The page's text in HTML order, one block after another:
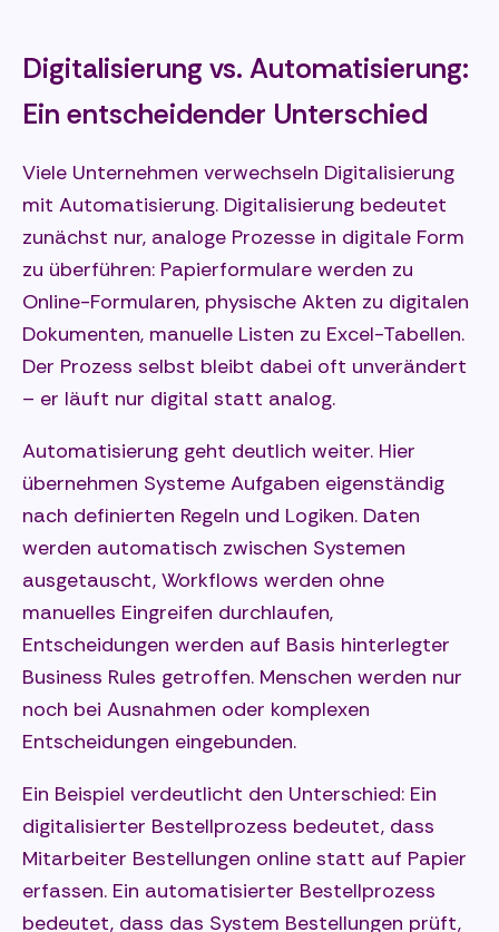
Digitalisierung vs. Automatisierung:
Ein entscheidender Unterschied
Viele Unternehmen verwechseln Digitalisierung
mit Automatisierung. Digitalisierung bedeutet
zunächst nur, analoge Prozesse in digitale Form
zu überführen: Papierformulare werden zu
Online-Formularen, physische Akten zu digitalen
Dokumenten, manuelle Listen zu Excel-Tabellen.
Der Prozess selbst bleibt dabei oft unverändert
– er läuft nur digital statt analog.
Automatisierung geht deutlich weiter. Hier
übernehmen Systeme Aufgaben eigenständig
nach definierten Regeln und Logiken. Daten
werden automatisch zwischen Systemen
ausgetauscht, Workflows werden ohne
manuelles Eingreifen durchlaufen,
Entscheidungen werden auf Basis hinterlegter
Business Rules getroffen. Menschen werden nur
noch bei Ausnahmen oder komplexen
Entscheidungen eingebunden.
Ein Beispiel verdeutlicht den Unterschied: Ein
digitalisierter Bestellprozess bedeutet, dass
Mitarbeiter Bestellungen online statt auf Papier
erfassen. Ein automatisierter Bestellprozess
bedeutet, dass das System Bestellungen prüft,